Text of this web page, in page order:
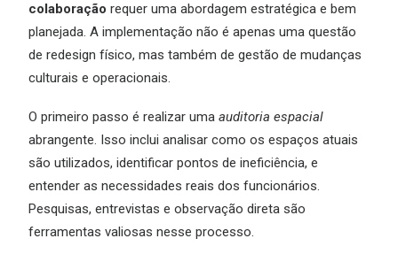
colaboração requer uma abordagem estratégica e bem
planejada. A implementação não é apenas uma questão
de redesign físico, mas também de gestão de mudanças
culturais e operacionais.
O primeiro passo é realizar uma auditoria espacial
abrangente. Isso inclui analisar como os espaços atuais
são utilizados, identificar pontos de ineficiência, e
entender as necessidades reais dos funcionários.
Pesquisas, entrevistas e observação direta são
ferramentas valiosas nesse processo.